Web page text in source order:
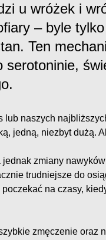
u wróżek i
– byle
Ten
serotoninie,
lub naszych
jedną, niezbyt dużą.
zmiany
trudniejsze do
na czasy,
zmęczenie oraz